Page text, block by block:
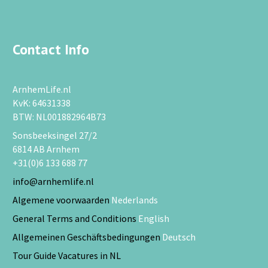
Contact Info
ArnhemLife.nl
KvK: 64631338
BTW: NL001882964B73
Sonsbeeksingel 27/2
6814 AB Arnhem
+31(0)6 133 688 77
info@arnhemlife.nl
Algemene voorwaarden Nederlands
General Terms and Conditions English
Allgemeinen Geschäftsbedingungen Deutsch
Tour Guide Vacatures in NL